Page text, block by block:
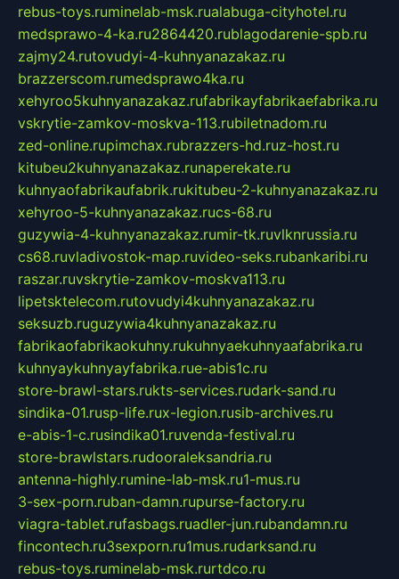
rebus-toys.ruminelab-msk.rualabuga-cityhotel.ru
medsprawo-4-ka.ru2864420.rublagodarenie-spb.ru
zajmy24.rutovudyi-4-kuhnyanazakaz.ru
brazzerscom.rumedsprawo4ka.ru
xehyroo5kuhnyanazakaz.rufabrikayfabrikaefabrika.ru
vskrytie-zamkov-moskva-113.rubiletnadom.ru
zed-online.rupimchax.rubrazzers-hd.ruz-host.ru
kitubeu2kuhnyanazakaz.runaperekate.ru
kuhnyaofabrikaufabrik.rukitubeu-2-kuhnyanazakaz.ru
xehyroo-5-kuhnyanazakaz.rucs-68.ru
guzywia-4-kuhnyanazakaz.rumir-tk.ruvlknrussia.ru
cs68.ruvladivostok-map.ruvideo-seks.rubankaribi.ru
raszar.ruvskrytie-zamkov-moskva113.ru
lipetsktelecom.rutovudyi4kuhnyanazakaz.ru
seksuzb.ruguzywia4kuhnyanazakaz.ru
fabrikaofabrikaokuhny.rukuhnyaekuhnyaafabrika.ru
kuhnyaykuhnyayfabrika.rue-abis1c.ru
store-brawl-stars.rukts-services.rudark-sand.ru
sindika-01.rusp-life.rux-legion.rusib-archives.ru
e-abis-1-c.rusindika01.ruvenda-festival.ru
store-brawlstars.rudooraleksandria.ru
antenna-highly.rumine-lab-msk.ru1-mus.ru
3-sex-porn.ruban-damn.rupurse-factory.ru
viagra-tablet.rufasbags.ruadler-jun.rubandamn.ru
fincontech.ru3sexporn.ru1mus.rudarksand.ru
rebus-toys.ruminelab-msk.rurtdco.ru